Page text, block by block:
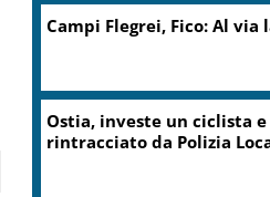
Campi Flegrei, Fico: Al via
Ostia, investe un ciclista e
rintracciato da Polizia